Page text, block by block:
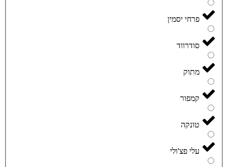
פרחי יסמין
סודרווד
מתוק
קמפור
טונקה
עלי פצ'ולי